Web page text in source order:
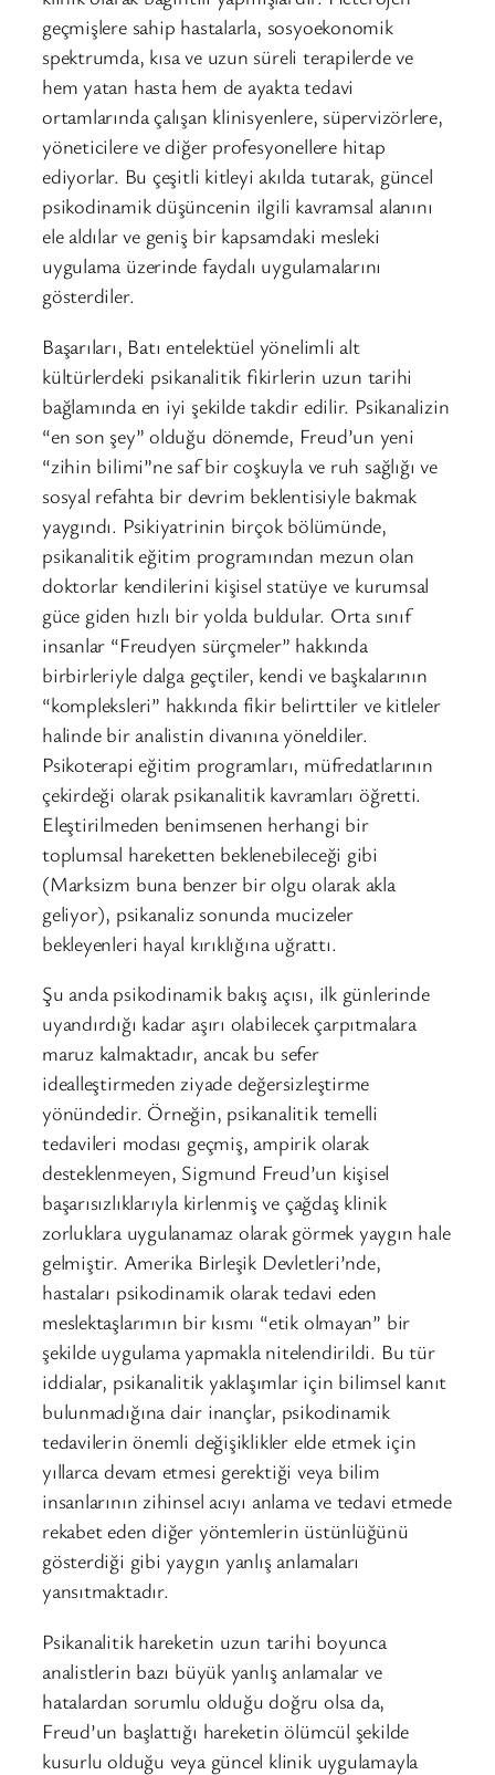
geçmişlere sahip hastalarla, sosyoekonomik
spektrumda, kısa ve uzun süreli terapilerde ve
hem yatan hasta hem de ayakta tedavi
ortamlarında çalışan klinisyenlere, süpervizörlere,
yöneticilere ve diğer profesyonellere hitap
ediyorlar. Bu çeşitli kitleyi akılda tutarak, güncel
psikodinamik düşüncenin ilgili kavramsal alanını
ele aldılar ve geniş bir kapsamdaki mesleki
uygulama üzerinde faydalı uygulamalarını
gösterdiler.
Başarıları, Batı entelektüel yönelimli alt
kültürlerdeki psikanalitik fikirlerin uzun tarihi
bağlamında en iyi şekilde takdir edilir. Psikanalizin
“en son şey” olduğu dönemde, Freud’un yeni
“zihin bilimi”ne saf bir coşkuyla ve ruh sağlığı ve
sosyal refahta bir devrim beklentisiyle bakmak
yaygındı. Psikiyatrinin birçok bölümünde,
psikanalitik eğitim programından mezun olan
doktorlar kendilerini kişisel statüye ve kurumsal
güce giden hızlı bir yolda buldular. Orta sınıf
insanlar “Freudyen sürçmeler” hakkında
birbirleriyle dalga geçtiler, kendi ve başkalarının
“kompleksleri” hakkında fikir belirttiler ve kitleler
halinde bir analistin divanına yöneldiler.
Psikoterapi eğitim programları, müfredatlarının
çekirdeği olarak psikanalitik kavramları öğretti.
Eleştirilmeden benimsenen herhangi bir
toplumsal hareketten beklenebileceği gibi
(Marksizm buna benzer bir olgu olarak akla
geliyor), psikanaliz sonunda mucizeler
bekleyenleri hayal kırıklığına uğrattı.
Şu anda psikodinamik bakış açısı, ilk günlerinde
uyandırdığı kadar aşırı olabilecek çarpıtmalara
maruz kalmaktadır, ancak bu sefer
idealleştirmeden ziyade değersizleştirme
yönündedir. Örneğin, psikanalitik temelli
tedavileri modası geçmiş, ampirik olarak
desteklenmeyen, Sigmund Freud’un kişisel
başarısızlıklarıyla kirlenmiş ve çağdaş klinik
zorluklara uygulanamaz olarak görmek yaygın hale
gelmiştir. Amerika Birleşik Devletleri’nde,
hastaları psikodinamik olarak tedavi eden
meslektaşlarımın bir kısmı “etik olmayan” bir
şekilde uygulama yapmakla nitelendirildi. Bu tür
iddialar, psikanalitik yaklaşımlar için bilimsel kanıt
bulunmadığına dair inançlar, psikodinamik
tedavilerin önemli değişiklikler elde etmek için
yıllarca devam etmesi gerektiği veya bilim
insanlarının zihinsel acıyı anlama ve tedavi etmede
rekabet eden diğer yöntemlerin üstünlüğünü
gösterdiği gibi yaygın yanlış anlamaları
yansıtmaktadır.
Psikanalitik hareketin uzun tarihi boyunca
analistlerin bazı büyük yanlış anlamalar ve
hatalardan sorumlu olduğu doğru olsa da,
Freud’un başlattığı hareketin ölümcül şekilde
kusurlu olduğu veya güncel klinik uygulamayla